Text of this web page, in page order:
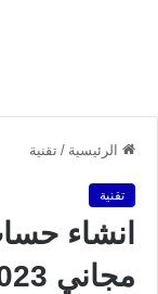
الرئيسية / تقنية
تقنية
انشاء